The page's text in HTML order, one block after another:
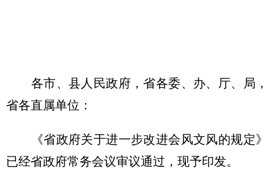
各市、县人民政府，省各委、办、厅、局，
省各直属单位：
《省政府关于进一步改进会风文风的规定》
已经省政府常务会议审议通过，现予印发。